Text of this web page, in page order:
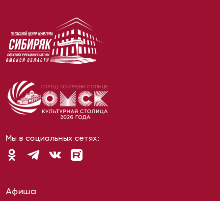
Мы в социальных сетях:
Афиша